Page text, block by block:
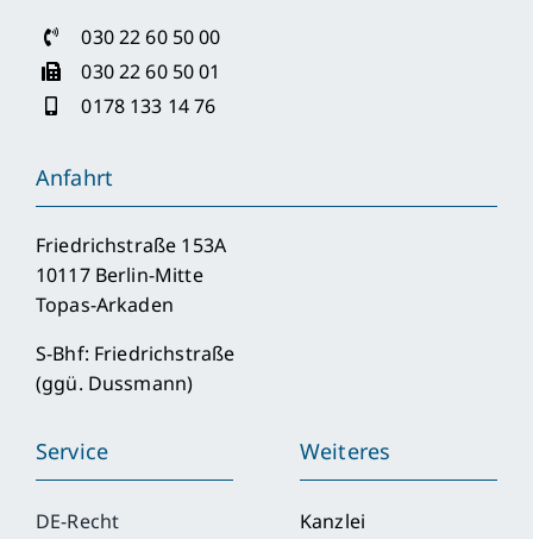
030 22 60 50 00
030 22 60 50 01
0178 133 14 76
Anfahrt
Friedrichstraße 153A
10117 Berlin-Mitte
Topas-Arkaden
S-Bhf: Friedrichstraße
(ggü. Dussmann)
Service
DE-Recht
Weiteres
Kanzlei